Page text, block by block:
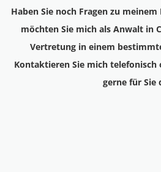
Haben Sie noch Fragen zu
möchten Sie mich als Anwalt in
Vertretung in einem
Kontaktieren Sie mich telefonisch
gerne für Sie